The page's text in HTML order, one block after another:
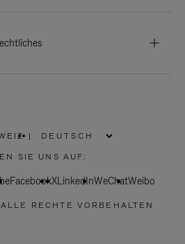
WÄHLEN
SIE
REGION
|
SIE UNS AUF:
FacebookXLinkedInWeChatWeibo
RECHTE VORBEHALTEN